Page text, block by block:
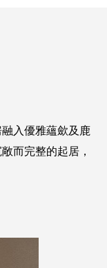
入優雅蘊歛及鹿
而完整的起居，